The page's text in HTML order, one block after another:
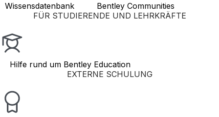
Wissensdatenbank
Bentley Communities
FÜR STUDIERENDE UND LEHRKRÄFTE
Hilfe rund um Bentley Education
EXTERNE SCHULUNG